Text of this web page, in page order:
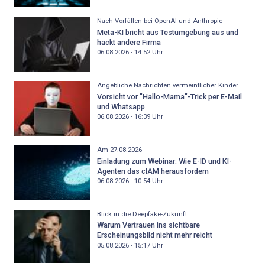
Nach Vorfällen bei OpenAI und Anthropic
Meta-KI bricht aus Testumgebung aus und
hackt andere Firma
06.08.2026 - 14:52Uhr
Angebliche Nachrichten vermeintlicher Kinder
Vorsicht vor "Hallo-Mama"-Trick per E-Mail
und Whatsapp
06.08.2026 - 16:39Uhr
Am 27.08.2026
Einladung zum Webinar: Wie E-ID und KI-
Agenten das cIAM herausfordern
06.08.2026 - 10:54Uhr
Blick in die Deepfake-Zukunft
Warum Vertrauen ins sichtbare
Erscheinungsbild nicht mehr reicht
05.08.2026 - 15:17Uhr